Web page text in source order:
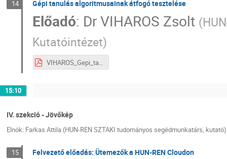
14 Gépi tanulás algoritmusainak átfogó tesztelése
Előadó: DrVIHAROS Zsolt (
Kutatóintézet)
VIHAROS_Gepi_tanulas_III_5.pdf
15:10
IV. szekció - Jövőkép
Elnök: Farkas Attila (HUN-REN SZTAKI tudományos segédmunkatárs, kutató)
15 Felvezető előadás: Ütemezők a HUN-REN Cloudon